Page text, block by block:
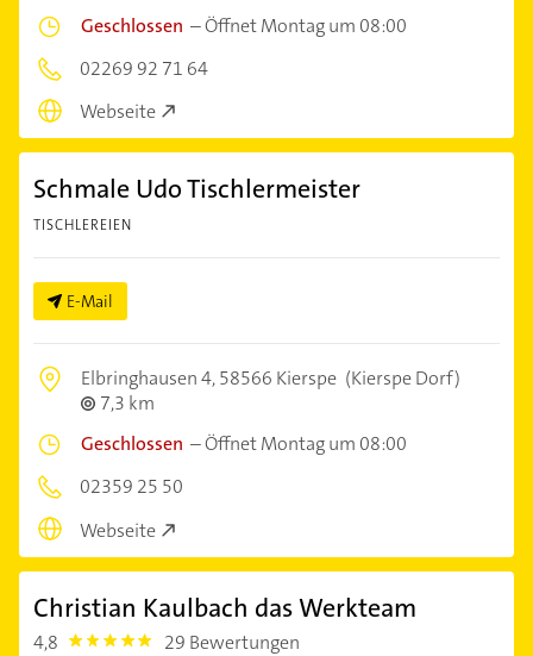
Geschlossen –Öffnet Montag um 08:00
02269 92 71 64
Webseite
Schmale Udo Tischlermeister
TISCHLEREIEN
E-Mail
Elbringhausen 4,58566 Kierspe (Kierspe Dorf)
7,3 km
Geschlossen –Öffnet Montag um 08:00
02359 25 50
Webseite
Christian Kaulbach das Werkteam
4,8 4.8 29 Bewertungen